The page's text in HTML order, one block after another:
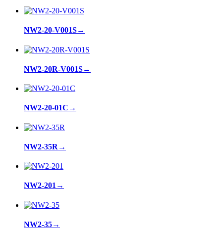
NW2-20-V001S→
NW2-20R-V001S→
NW2-20-01C →
NW2-35R →
NW2-201→
NW2-35→